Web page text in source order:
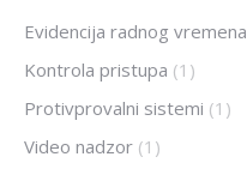
Evidencija radnog vremena
Kontrola pristupa (1)
Protivprovalni sistemi (1)
Video nadzor (1)